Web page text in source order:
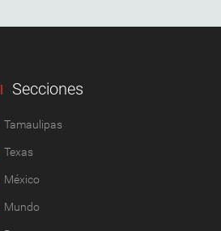
Secciones
Tamaulipas
Texas
México
Mundo